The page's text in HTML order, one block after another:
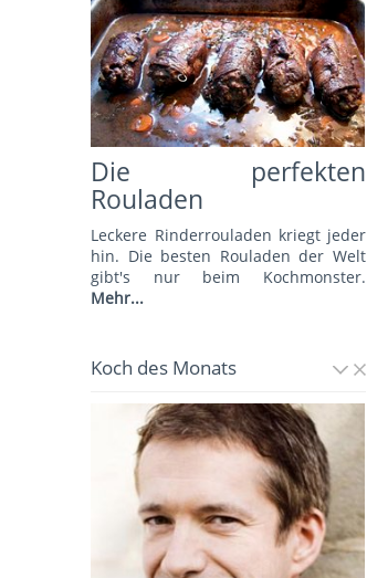
Die perfekten
Rouladen
Leckere Rinderrouladen kriegt jeder
hin. Die besten Rouladen der Welt
gibt's nur beim Kochmonster.
Mehr...
Koch des Monats